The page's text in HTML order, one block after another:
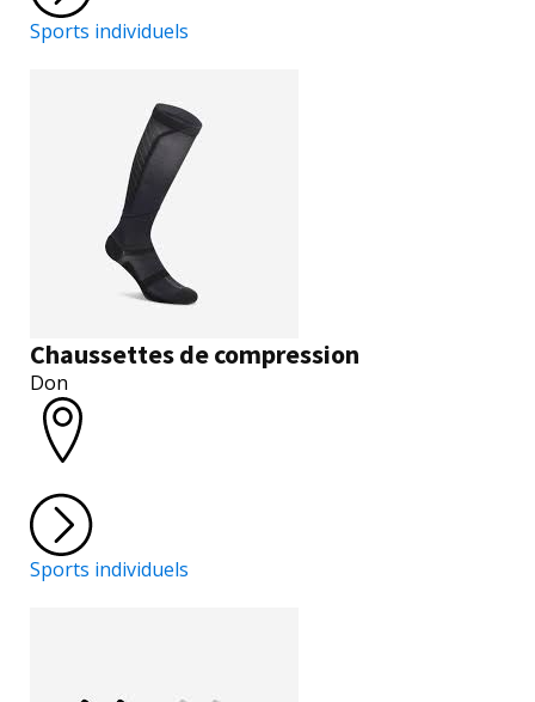
Sports individuels
Chaussettes de compression
Don
Sports individuels